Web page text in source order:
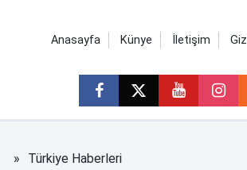
Anasayfa Künye İletişim
Türkiye Haberleri